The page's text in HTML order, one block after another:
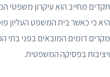
תקדים מחייב הוא עיקרון משפטי
היא כי כאשר בית המשפט העליון
מקרים דומים המובאים בפני בתי
ויציבות בפסיקה המשפטית.